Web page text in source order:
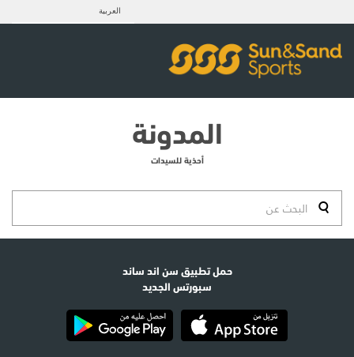
العربية
المدونة
أحذية للسيدات
حمل تطبيق سن اند ساند
سبورتس الجديد